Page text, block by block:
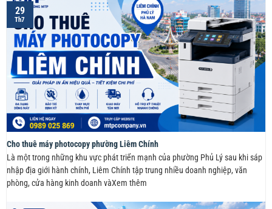
Cho thuê máy photocopy phường Liêm Chính
Là một trong những khu vực phát triển mạnh của phường Phủ Lý sau khi sáp
nhập địa giới hành chính, Liêm Chính tập trung nhiều doanh nghiệp, văn
phòng, cửa hàng kinh doanh vàXem thêm
29
Th7